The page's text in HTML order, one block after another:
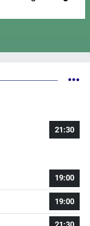
21:30
19:00
19:00